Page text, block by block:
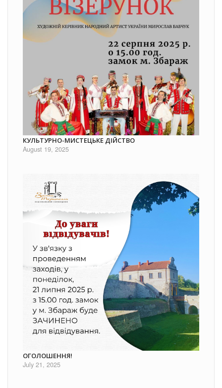
КУЛЬТУРНО-МИСТЕЦЬКЕ ДІЙСТВО
August 19, 2025
ОГОЛОШЕННЯ!
July 21, 2025